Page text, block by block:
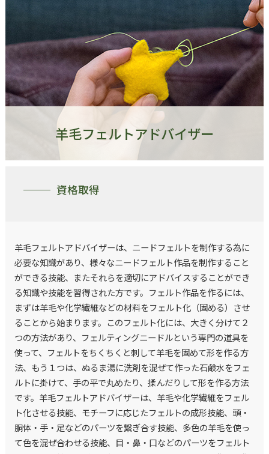
羊毛フェルトアドバイザー
資格取得
羊毛フェルトアドバイザーは、ニードフェルトを制作する為に
必要な知識があり、様々なニードフェルト作品を制作すること
ができる技能、またそれらを適切にアドバイスすることができ
る知識や技能を習得された方です。フェルト作品を作るには、
まずは羊毛や化学繊維などの材料をフェルト化（固める）させ
ることから始まります。このフェルト化には、大きく分けて２
つの方法があり、フェルティングニードルという専門の道具を
使って、フェルトをちくちくと刺して羊毛を固めて形を作る方
法、もう１つは、ぬるま湯に洗剤を混ぜて作った石鹸水をフェ
ルトに掛けて、手の平で丸めたり、揉んだりして形を作る方法
です。羊毛フェルトアドバイザーは、羊毛や化学繊維をフェル
ト化させる技能、モチーフに応じたフェルトの成形技能、頭・
胴体・手・足などのパーツを繋ぎ合す技能、多色の羊毛を使っ
て色を混ぜ合わせる技能、目・鼻・口などのパーツをフェルト